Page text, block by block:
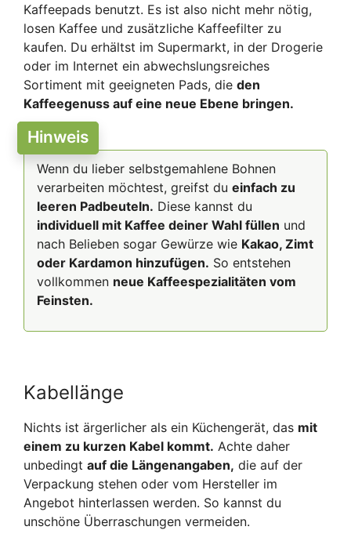
Kaffeepads benutzt. Es ist also nicht mehr nötig,
losen Kaffee und zusätzliche Kaffeefilter zu
kaufen. Du erhältst im Supermarkt, in der Drogerie
oder im Internet ein abwechslungsreiches
Sortiment mit geeigneten Pads, die den
Kaffeegenuss auf eine neue Ebene bringen.
Hinweis
Wenn du lieber selbstgemahlene Bohnen
verarbeiten möchtest, greifst du einfach zu
leeren Padbeuteln. Diese kannst du
individuell mit Kaffee deiner Wahl füllen und
nach Belieben sogar Gewürze wie Kakao, Zimt
oder Kardamon hinzufügen. So entstehen
vollkommen neue Kaffeespezialitäten vom
Feinsten.
Kabellänge
Nichts ist ärgerlicher als ein Küchengerät, das mit
einem zu kurzen Kabel kommt. Achte daher
unbedingt auf die Längenangaben, die auf der
Verpackung stehen oder vom Hersteller im
Angebot hinterlassen werden. So kannst du
unschöne Überraschungen vermeiden.